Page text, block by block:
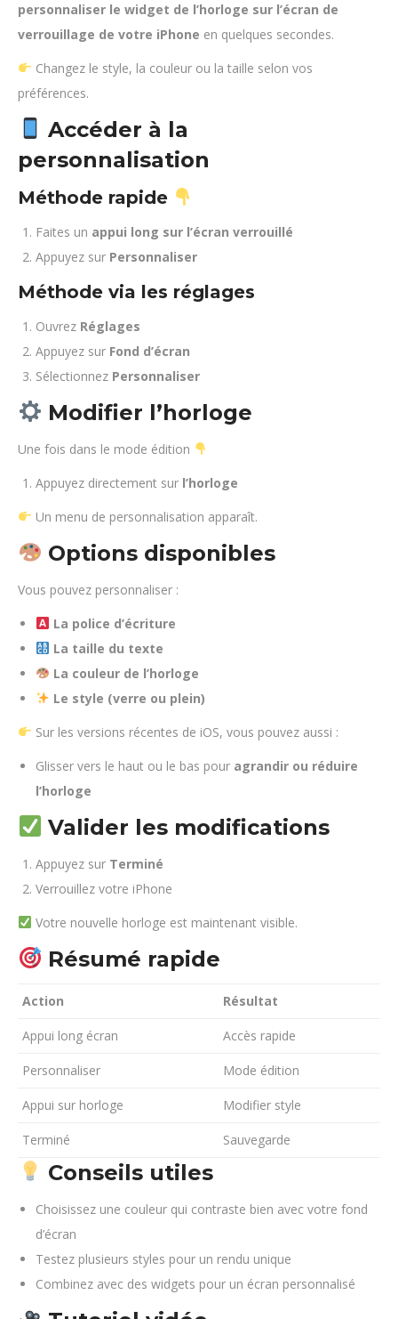
personnaliser le widget de l’horloge sur l’écran de
verrouillage de votre iPhone en quelques secondes.
Changez le style, la couleur ou la taille selon vos
préférences.
Accéder à la
personnalisation
Méthode rapide
Faites un appui long sur l’écran verrouillé
Appuyez sur Personnaliser
Méthode via les réglages
Ouvrez Réglages
Appuyez sur Fond d’écran
Sélectionnez Personnaliser
Modifier l’horloge
Une fois dans le mode édition
Appuyez directement sur l’horloge
Un menu de personnalisation apparaît.
Options disponibles
Vous pouvez personnaliser :
La police d’écriture
La taille du texte
La couleur de l’horloge
Le style (verre ou plein)
Sur les versions récentes de iOS, vous pouvez aussi :
Glisser vers le haut ou le bas pour agrandir ou réduire
l’horloge
Valider les modifications
Appuyez sur Terminé
Verrouillez votre iPhone
Votre nouvelle horloge est maintenant visible.
Résumé rapide
Action Résultat
Appui long écran Accès rapide
Personnaliser Mode édition
Appui sur horloge Modifier style
Terminé Sauvegarde
Conseils utiles
Choisissez une couleur qui contraste bien avec votre fond
d’écran
Testez plusieurs styles pour un rendu unique
Combinez avec des widgets pour un écran personnalisé